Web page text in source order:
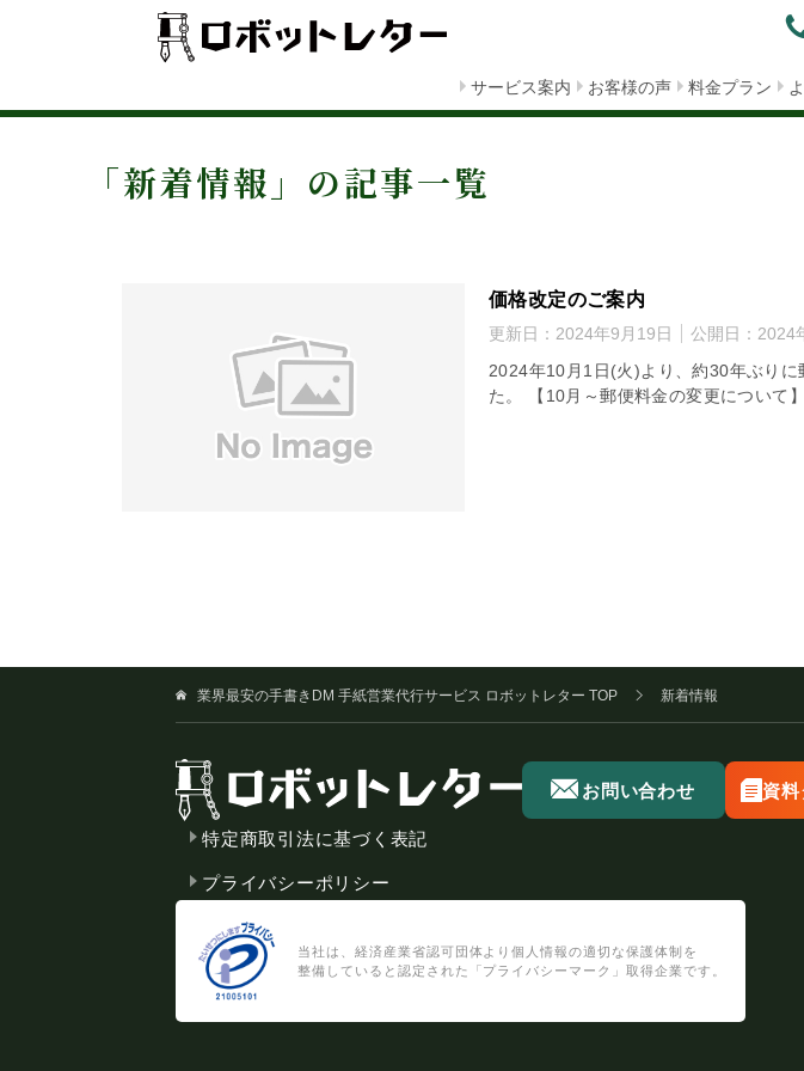
サービス案内 お客様の声 料金プラン
「新着情報」の記事一覧
価格改定のご案内
更新日： 2024年9月19日 公開日： 2024
2024年10月1日(火)より、約30年ぶり
た。 【10月～郵便料金の変更に
業界最安の手書きDM 手紙営業代行サービス ロボットレター TOP 新着情報
お問い合わせ 資料
特定商取引法に基づく表記
プライバシーポリシー
当社は、経済産業省認可団体より個人情報の適切な保護体制を
整備していると認定された「プライバシーマーク」取得企業です。